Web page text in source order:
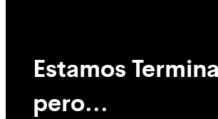
Estamos
pero...